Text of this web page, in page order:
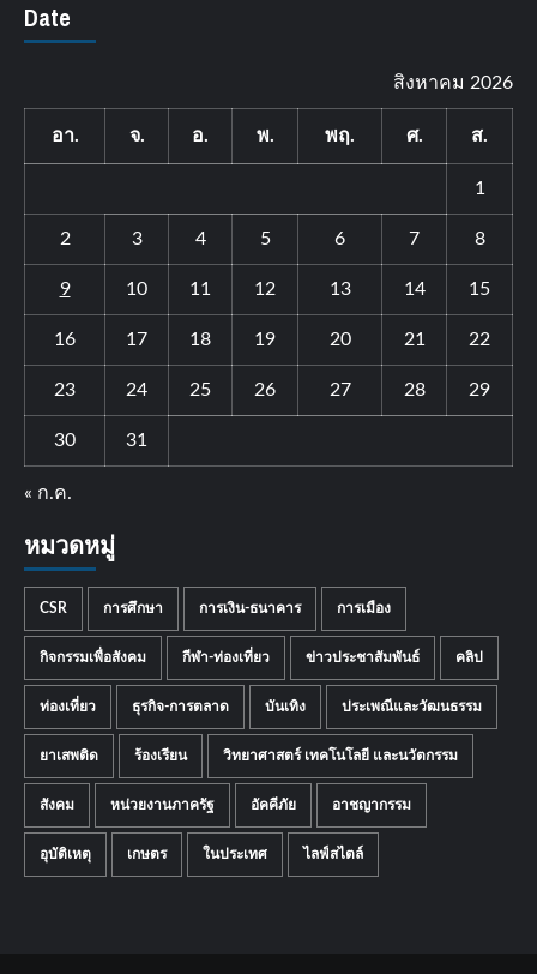
Date
สิงหาคม 2026
อา. จ. อ. พ. พฤ. ศ. ส.
1
2 3 4 5 6 7 8
9 10 11 12 13 14 15
16 17 18 19 20 21 22
23 24 25 26 27 28 29
30 31
« ก.ค.
หมวดหมู่
CSR การศึกษา การเงิน-ธนาคาร การเมือง
กิจกรรมเพื่อสังคม กีฬา-ท่องเที่ยว ข่าวประชาสัมพันธ์ คลิป
ท่องเที่ยว ธุรกิจ-การตลาด บันเทิง ประเพณีและวัฒนธรรม
ยาเสพติด ร้องเรียน วิทยาศาสตร์ เทคโนโลยี และนวัตกรรม
สังคม หน่วยงานภาครัฐ อัคคีภัย อาชญากรรม
อุบัติเหตุ เกษตร ในประเทศ ไลฟ์สไตล์